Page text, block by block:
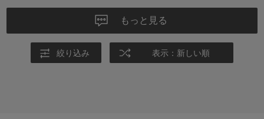
もっと見る
絞り込み 表示：新しい順